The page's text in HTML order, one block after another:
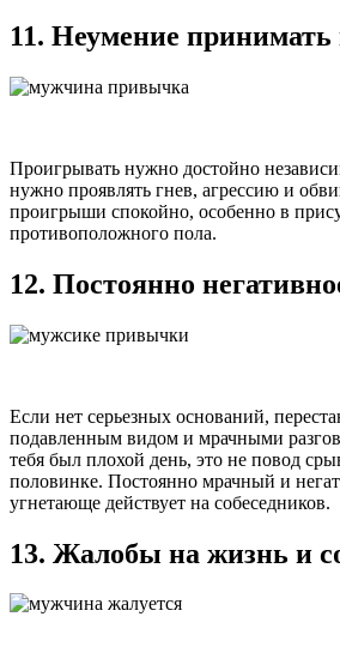
11. Неумение принимать
Проигрывать нужно достойно
нужно проявлять гнев, агрессию и
проигрыши спокойно, особенно в
противоположного пола.
12. Постоянно
Если нет серьезных оснований,
подавленным видом и мрачными
тебя был плохой день, это не повод
половинке. Постоянно мрачный и
угнетающе действует на собеседников.
13. Жалобы на жизнь и